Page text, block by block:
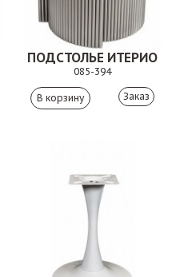
ПОДСТОЛЬЕ ИТЕРИО
085-394
Заказ